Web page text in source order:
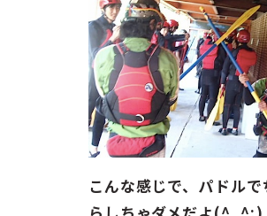
お問い合わせ
ENGLISH
こんな感じで、パドルで